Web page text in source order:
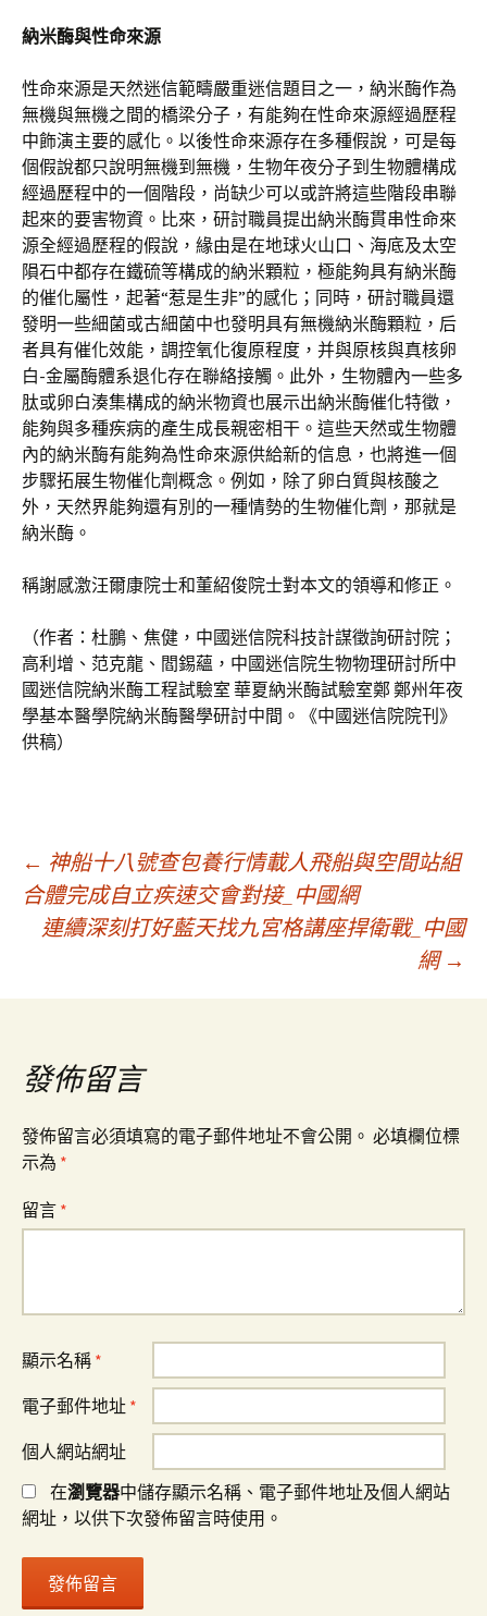
納米酶與性命來源
性命來源是天然迷信範疇嚴重迷信題目之一，納米酶作為
無機與無機之間的橋梁分子，有能夠在性命來源經過歷程
中飾演主要的感化。以後性命來源存在多種假說，可是每
個假說都只說明無機到無機，生物年夜分子到生物體構成
經過歷程中的一個階段，尚缺少可以或許將這些階段串聯
起來的要害物資。比來，研討職員提出納米酶貫串性命來
源全經過歷程的假說，緣由是在地球火山口、海底及太空
隕石中都存在鐵硫等構成的納米顆粒，極能夠具有納米酶
的催化屬性，起著“惹是生非”的感化；同時，研討職員還
發明一些細菌或古細菌中也發明具有無機納米酶顆粒，后
者具有催化效能，調控氧化復原程度，并與原核與真核卵
白-金屬酶體系退化存在聯絡接觸。此外，生物體內一些多
肽或卵白湊集構成的納米物資也展示出納米酶催化特徵，
能夠與多種疾病的產生成長親密相干。這些天然或生物體
內的納米酶有能夠為性命來源供給新的信息，也將進一個
步驟拓展生物催化劑概念。例如，除了卵白質與核酸之
外，天然界能夠還有別的一種情勢的生物催化劑，那就是
納米酶。
稱謝感激汪爾康院士和董紹俊院士對本文的領導和修正。
（作者：杜鵬、焦健，中國迷信院科技計謀徵詢研討院；
高利增、范克龍、閻錫蘊，中國迷信院生物物理研討所中
國迷信院納米酶工程試驗室 華夏納米酶試驗室鄭 鄭州年夜
學基本醫學院納米酶醫學研討中間。《中國迷信院院刊》
供稿）
文
章
導
覽
← 神船十八號查包養行情載人飛船與空間站組
合體完成自立疾速交會對接_中國網
連續深刻打好藍天找九宮格講座捍衛戰_中國
網 →
發佈留言
發佈留言必須填寫的電子郵件地址不會公開。 必填欄位標
示為 *
留言 *
顯示名稱 *
電子郵件地址 *
個人網站網址
在瀏覽器中儲存顯示名稱、電子郵件地址及個人網站
網址，以供下次發佈留言時使用。